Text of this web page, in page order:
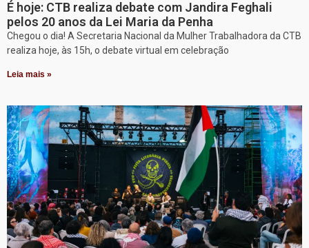
É hoje: CTB realiza debate com Jandira Feghali
pelos 20 anos da Lei Maria da Penha
Chegou o dia! A Secretaria Nacional da Mulher Trabalhadora da CTB
realiza hoje, às 15h, o debate virtual em celebração
Leia mais »